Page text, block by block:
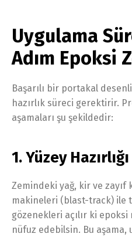
Uygulama
Adım Epoksi
Başarılı bir portakal
hazırlık süreci gerektirir.
aşamaları şu şekildedir:
1. Yüzey
Zemindeki yağ, kir ve
makineleri (blast-track) ile
gözenekleri açılır ki
nüfuz edebilsin. Bu aşama,